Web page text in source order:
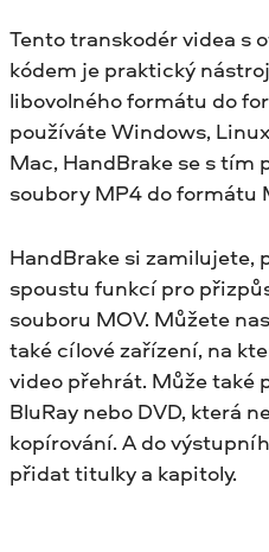
Tento transkodér videa s
kódem je praktický
libovolného formátu do
používáte Windows,
Mac, HandBrake se s tím
soubory MP4 do formátu
HandBrake si zamilujete,
spoustu funkcí pro
souboru MOV. Můžete
také cílové zařízení, na
video přehrát. Může také
BluRay nebo DVD, která
kopírování. A do
přidat titulky a kapitoly.